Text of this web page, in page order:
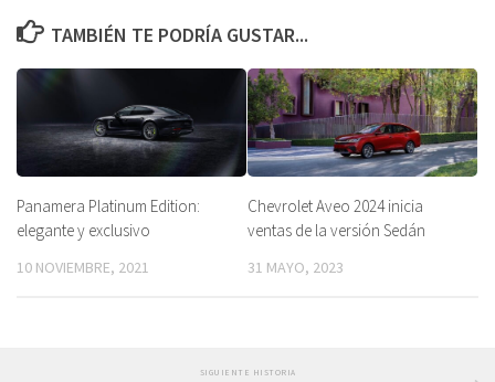
TAMBIÉN TE PODRÍA GUSTAR...
Panamera Platinum Edition:
elegante y exclusivo
10 NOVIEMBRE, 2021
Chevrolet Aveo 2024 inicia
ventas de la versión Sedán
31 MAYO, 2023
SIGUIENTE HISTORIA